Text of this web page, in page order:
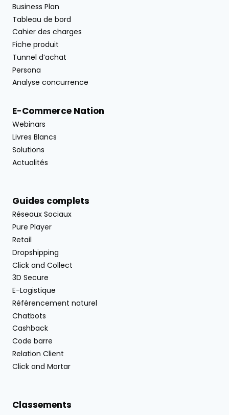
Business Plan
Tableau de bord
Cahier des charges
Fiche produit
Tunnel d’achat
Persona
Analyse concurrence
E-Commerce Nation
Webinars
Livres Blancs
Solutions
Actualités
Guides complets
Réseaux Sociaux
Pure Player
Retail
Dropshipping
Click and Collect
3D Secure
E-Logistique
Référencement naturel
Chatbots
Cashback
Code barre
Relation Client
Click and Mortar
Classements